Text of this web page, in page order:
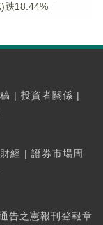
跌18.44%
| 投資者關係 |
經 | 證券市場周
告之憲報刊登報章